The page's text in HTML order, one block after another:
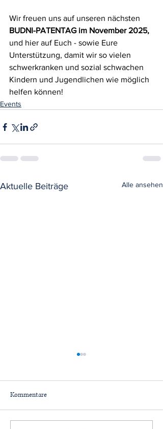
Wir freuen uns auf unseren nächsten
BUDNI-PATENTAG im November 2025,
und hier auf Euch - sowie Eure
Unterstützung, damit wir so vielen
schwerkranken und sozial schwachen
Kindern und Jugendlichen wie möglich
helfen können!
Events
Aktuelle Beiträge Alle ansehen
Kommentare